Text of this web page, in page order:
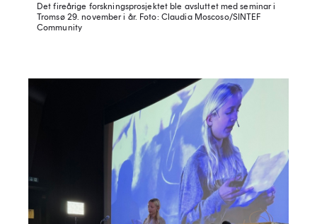
Det fireårige forskningsprosjektet ble avsluttet med seminar i
Tromsø 29. november i år. Foto: Claudia Moscoso/SINTEF
Community